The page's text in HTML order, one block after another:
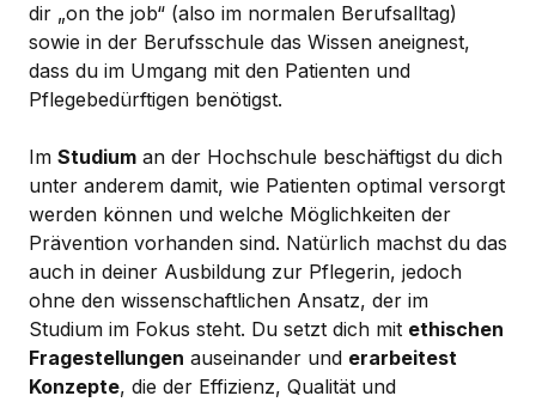
dir „on the job“ (also im normalen Berufsalltag)
sowie in der Berufsschule das Wissen aneignest,
dass du im Umgang mit den Patienten und
Pflegebedürftigen benötigst.
Im Studium an der Hochschule beschäftigst du dich
unter anderem damit, wie Patienten optimal versorgt
werden können und welche Möglichkeiten der
Prävention vorhanden sind. Natürlich machst du das
auch in deiner Ausbildung zur Pflegerin, jedoch
ohne den wissenschaftlichen Ansatz, der im
Studium im Fokus steht. Du setzt dich mit ethischen
Fragestellungen auseinander und erarbeitest
Konzepte, die der Effizienz, Qualität und